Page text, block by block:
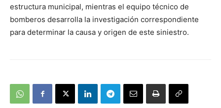
estructura municipal, mientras el equipo técnico de
bomberos desarrolla la investigación correspondiente
para determinar la causa y origen de este siniestro.